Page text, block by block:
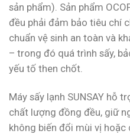
sản phẩm). Sản phẩm
đều phải đảm bảo tiêu chí
chuẩn vệ sinh an toàn và
– trong đó quá trình sấy,
yếu tố then chốt.
Máy sấy lạnh SUNSAY hỗ
chất lượng đồng đều, giữ
không biến đổi mùi vị